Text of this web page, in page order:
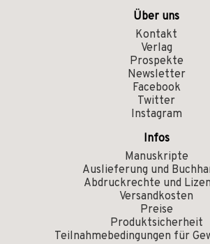
Über uns
Kontakt
Verlag
Prospekte
Newsletter
Facebook
Twitter
Instagram
Infos
Manuskripte
Auslieferung und
Abdruckrechte und
Versandkosten
Preise
Produktsicherheit
Teilnahmebedingungen für